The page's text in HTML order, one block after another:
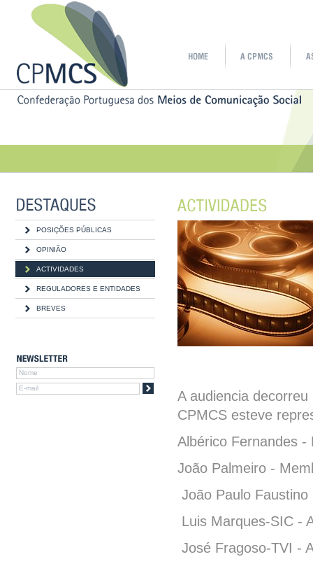
POSIÇÕES PÚBLICAS
OPINIÃO
ACTIVIDADES
REGULADORES E ENTIDADES
BREVES
A audiencia
CPMCS esteve
Albérico Fernandes -
João Palmeiro -
João Paulo
Luis Marques-SIC -
José Fragoso-TVI -